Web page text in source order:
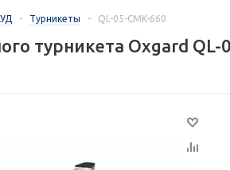
- Турникеты - QL-05-CMK-660
турникета Oxgard QL-